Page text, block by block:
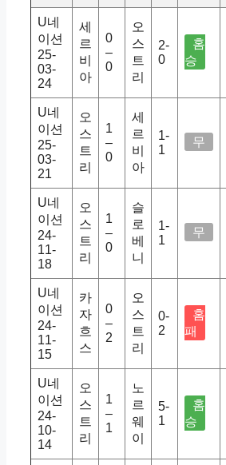
U네
이션
25-
03-
24
세
르
비
아
0
–
0
오
스
트
리
2-
0
홈
승
U네
이션
25-
03-
21
오
스
트
리
1
–
0
세
르
비
아
1-
1
무
U네
이션
24-
11-
18
오
스
트
리
1
–
0
슬
로
베
니
1-
1
무
U네
이션
24-
11-
15
카
자
흐
스
0
–
2
오
스
트
리
0-
2
홈
패
U네
이션
24-
10-
14
오
스
트
리
1
–
1
노
르
웨
이
5-
1
홈
승